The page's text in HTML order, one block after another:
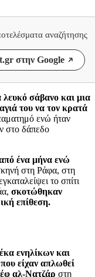
αναζήτησης
στην Google
λευκό σάβανο και μια
του να τον κρατά
ενώ ήταν
στο δάπεδο
ένα μήνα ενώ
στη Ράφα, στη
το σπίτι
σκοτώθηκαν
επίθεση.
ενηλίκων και
είχαν απλωθεί
αλ-Νατζάρ στη